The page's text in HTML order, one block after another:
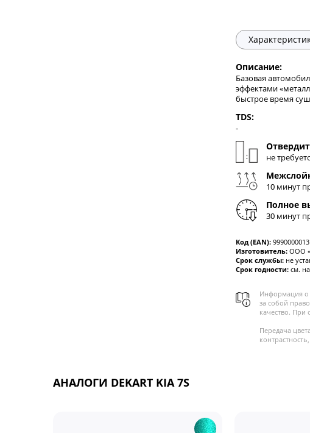
Описание:
Базовая
эффектами
быстрое время
TDS:
-
не
10 минут
Полное
30 минут
Код (EAN):
Изготовитель: ООО
Срок службы: не
Срок годности: см.
Информация о
за собой
качество. При
Передача
АНАЛОГИ DEKART KIA 7S